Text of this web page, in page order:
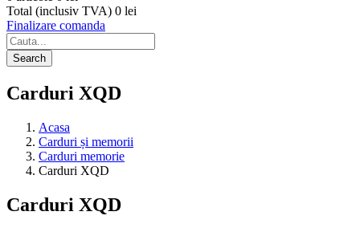
Total (inclusiv TVA) 0 lei
Finalizare comanda
Search
Carduri XQD
Acasa
Carduri și memorii
Carduri memorie
Carduri XQD
Carduri XQD